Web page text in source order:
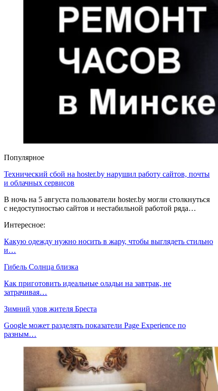
Популярное
Технический сбой на hoster.by нарушил работу сайтов, почты
и облачных сервисов
В ночь на 5 августа пользователи hoster.by могли столкнуться
с недоступностью сайтов и нестабильной работой ряда…
Интересное:
Какую одежду нужно носить в жару, чтобы выглядеть стильно
и…
Гибель Солнца близка
Как приготовить идеальные оладьи на завтрак, не
затрачивая…
Зимний улов жителя Бреста
Google может разделять показатели Page Experience по
разным…